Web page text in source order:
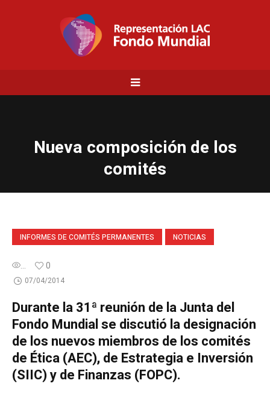
Nueva composición de los
comités
INFORMES DE COMITÉS PERMANENTES NOTICIAS
... 0
07/04/2014
Durante la 31ª reunión de la Junta del
Fondo Mundial se discutió la designación
de los nuevos miembros de los comités
de Ética (AEC), de Estrategia e Inversión
(SIIC) y de Finanzas (FOPC).